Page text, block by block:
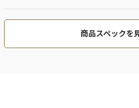
商品スペックを